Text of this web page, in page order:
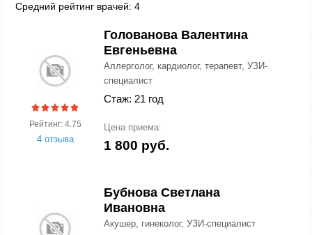
Средний рейтинг врачей: 4
Рейтинг: 4.75
4 отзыва
Голованова Валентина
Евгеньевна
Аллерголог, кардиолог, терапевт, УЗИ-
специалист
Стаж: 21 год
Цена приема:
1 800 руб.
Бубнова Светлана
Ивановна
Акушер, гинеколог, УЗИ-специалист